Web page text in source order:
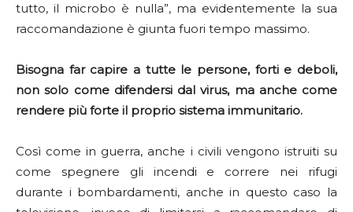
tutto, il microbo è nulla”, ma evidentemente la sua
raccomandazione è giunta fuori tempo massimo.
Bisogna far capire a tutte le persone, forti e deboli,
non solo come difendersi dal virus, ma anche come
rendere più forte il proprio sistema immunitario.
Così come in guerra, anche i civili vengono istruiti su
come spegnere gli incendi e correre nei rifugi
durante i bombardamenti, anche in questo caso la